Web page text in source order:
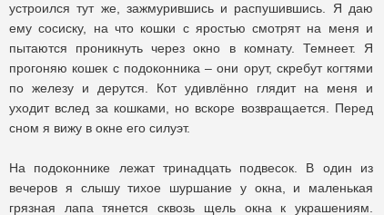
устроился тут же, зажмурившись и распушившись. Я даю
ему сосиску, на что кошки с яростью смотрят на меня и
пытаются проникнуть через окно в комнату. Темнеет. Я
прогоняю кошек с подоконника – они орут, скребут когтями
по железу и дерутся. Кот удивлённо глядит на меня и
уходит вслед за кошками, но вскоре возвращается. Перед
сном я вижу в окне его силуэт.
На подоконнике лежат тринадцать подвесок. В один из
вечеров я слышу тихое шуршание у окна, и маленькая
грязная лапа тянется сквозь щель окна к украшениям.